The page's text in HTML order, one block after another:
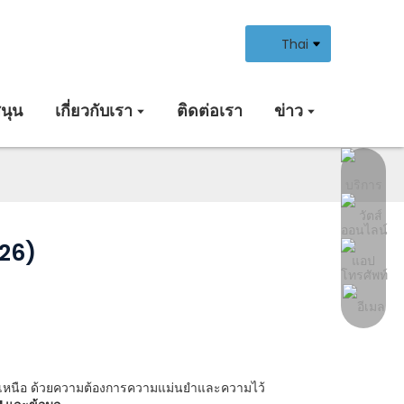
Thai
น เกี่ยวกับเรา ติดต่อเรา ข่าว
นือ ด้วยความต้องการความแม่นยำและความไว้